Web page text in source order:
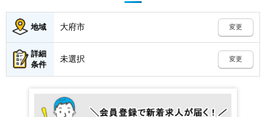
地域 大府市 変更
詳細
条件
未選択 変更